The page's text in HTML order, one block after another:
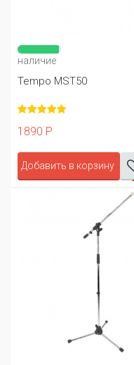
наличие
Tempo MST50
1890 Р
Добавить в корзину